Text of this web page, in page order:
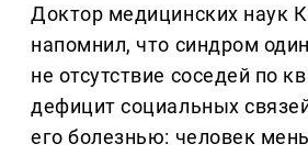
Доктор медицинских наук
напомнил, что синдром
не отсутствие соседей по
дефицит социальных
его болезнью: человек